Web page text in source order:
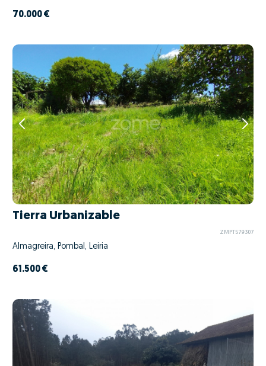
70.000 €
Tierra Urbanizable
ZMPT579307
Almagreira, Pombal, Leiria
61.500 €